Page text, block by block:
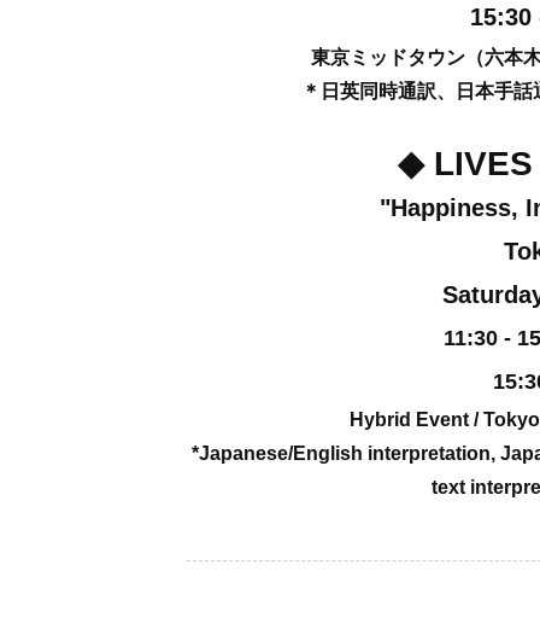
15:30
東京ミッドタウン（六本
＊日英同時通訳、日本手
◆ LIVES
"Happiness,
11:30 -
Hybrid Event /
*Japanese/English interpretation,
text